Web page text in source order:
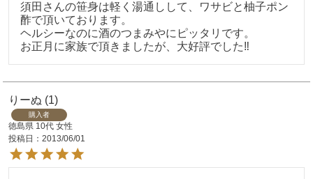
須田さんの笹身は軽く湯通しして、ワサビと柚子ポン
酢で頂いております。
ヘルシーなのに酒のつまみやにピッタリです。
お正月に家族で頂きましたが、大好評でした‼️
りーぬ 1
購入者
徳島県 10代 女性
投稿日
2013/06/01